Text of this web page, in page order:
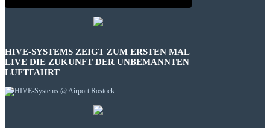
HIVE-SYSTEMS ZEIGT ZUM ERSTEN MAL
LIVE DIE ZUKUNFT DER UNBEMANNTEN
LUFTFAHRT